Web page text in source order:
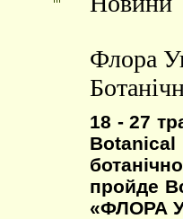
Флора
18 - 27
пройде
«ФЛОРА